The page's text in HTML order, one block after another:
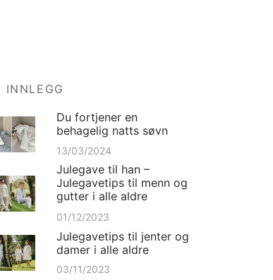
INNLEGG
Du fortjener en
behagelig natts søvn
13/03/2024
Julegave til han –
Julegavetips til menn og
gutter i alle aldre
01/12/2023
Julegavetips til jenter og
damer i alle aldre
03/11/2023